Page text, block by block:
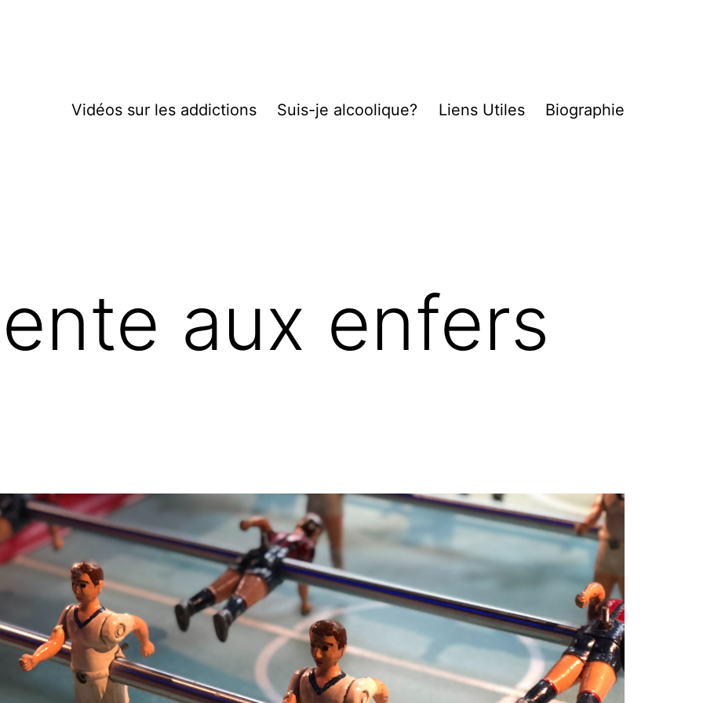
Vidéos sur les addictions Suis-je alcoolique? Liens Utiles Biographie
aux enfers